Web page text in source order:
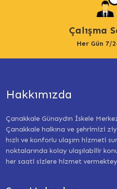
Çalışma
Her Gün 7/
Hakkımızda
Çanakkale Günaydın İskele
Çanakkale halkına ve şehrimizi
hızlı ve konforlu ulaşım hizmeti
noktalarında kolay ulaşılabilir
her saati sizlere hizmet